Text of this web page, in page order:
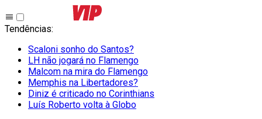
Tendências:
Scaloni sonho do Santos?
LH não jogará no Flamengo
Malcom na mira do Flamengo
Memphis na Libertadores?
Diniz é criticado no Corinthians
Luís Roberto volta à Globo